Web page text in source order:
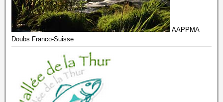
AAPPMA
Doubs Franco-Suisse